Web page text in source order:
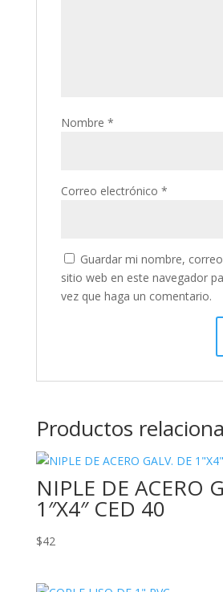
Nombre *
Correo electrónico *
Guardar mi nombre,
sitio web en este navegador
vez que haga un comentario.
Productos
NIPLE DE ACERO
1″X4″ CED 40
$42